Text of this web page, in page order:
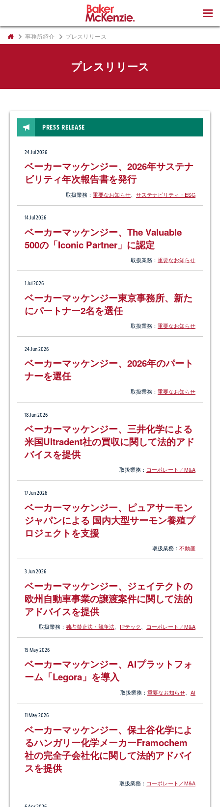
事務所紹介 プレスリリース
プレスリリース
PRESS RELEASE
24 Jul 2026
ベーカーマッケンジー、2026年サステナ
ビリティ年次報告書を発行
取扱業務： 重要なお知らせ サステナビリティ・ESG
14 Jul 2026
ベーカーマッケンジー、The Valuable
500の「Iconic Partner」に認定
取扱業務： 重要なお知らせ
1 Jul 2026
ベーカーマッケンジー東京事務所、新た
にパートナー2名を選任
取扱業務： 重要なお知らせ
24 Jun 2026
ベーカーマッケンジー、2026年のパート
ナーを選任
取扱業務： 重要なお知らせ
18 Jun 2026
ベーカーマッケンジー、三井化学による
米国Ultradent社の買収に関して法的アド
バイスを提供
取扱業務： コーポレート／M&A
17 Jun 2026
ベーカーマッケンジー、ピュアサーモン
ジャパンによる 国内大型サーモン養殖プ
ロジェクトを支援
取扱業務： 不動産
3 Jun 2026
ベーカーマッケンジー、ジェイテクトの
欧州自動車事業の譲渡案件に関して法的
アドバイスを提供
取扱業務： 独占禁止法・競争法 IPテック コーポレート／M&A
15 May 2026
ベーカーマッケンジー、AIプラットフォ
ーム「Legora」を導入
取扱業務： 重要なお知らせ AI
11 May 2026
ベーカーマッケンジー、保土谷化学によ
るハンガリー化学メーカーFramochem
社の完全子会社化に関して法的アドバイ
スを提供
取扱業務： コーポレート／M&A